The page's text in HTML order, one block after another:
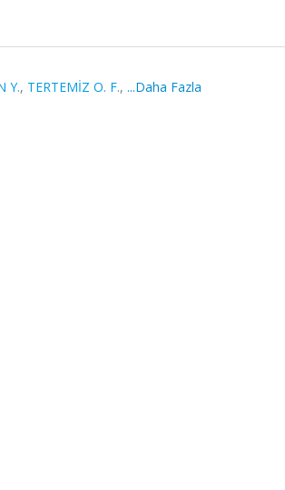
Y., TERTEMİZ O. F., ...Daha Fazla